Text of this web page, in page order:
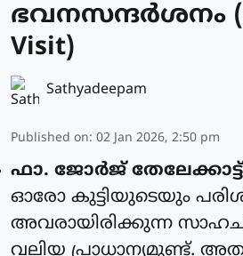
ഭവനസന്ദർശനം
Visit)
Sathyadeepam
Published on: 02 Jan 2026, 2:50 pm
ഫാ. ജോര്‍ജ് തേലേക്കാട്ട്‌
ഓരോ കുട്ടിയുടെയും
അവരായിരിക്കുന്ന
വലിയ പ്രാധാന്യമുണ്ട്.